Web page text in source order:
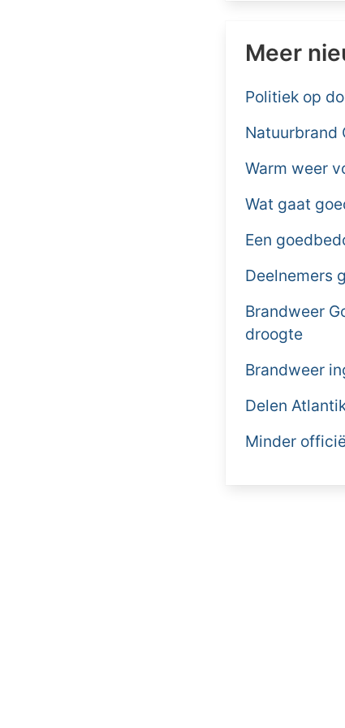
Meer
Politiek op
Natuurbrand
Warm weer
Wat gaat
Een
Deelnemers
Brandweer
droogte
Brandweer
Delen
Minder